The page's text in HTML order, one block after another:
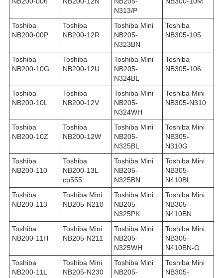
N313/P
Toshiba
NB200-00P
Toshiba
NB200-12R
Toshiba Mini
NB205-
N323BN
Toshiba
NB305-105
Toshiba
NB200-10G
Toshiba
NB200-12U
Toshiba Mini
NB205-
N324BL
Toshiba
NB305-106
Toshiba
NB200-10L
Toshiba
NB200-12V
Toshiba Mini
NB205-
N324WH
Toshiba Mini
NB305-N310
Toshiba
NB200-10Z
Toshiba
NB200-12W
Toshiba Mini
NB205-
N325BL
Toshiba Mini
NB305-
N310G
Toshiba
NB200-110
Toshiba
NB200-13L
ср555
Toshiba Mini
NB205-
N325BN
Toshiba Mini
NB305-
N410BL
Toshiba
NB200-113
Toshiba Mini
NB205-N210
Toshiba Mini
NB205-
N325PK
Toshiba Mini
NB305-
N410BN
Toshiba
NB200-11H
Toshiba Mini
NB205-N211
Toshiba Mini
NB205-
N325WH
Toshiba Mini
NB305-
N410BN-G
Toshiba
NB200-11L
Toshiba Mini
NB205-N230
Toshiba Mini
NB205-
Toshiba Mini
NB305-